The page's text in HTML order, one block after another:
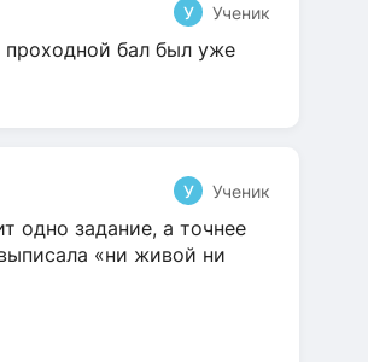
У Ученик
проходной бал был уже
У Ученик
одно задание, а точнее
«ни живой ни